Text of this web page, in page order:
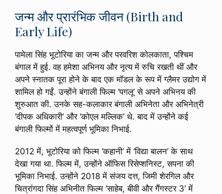
जन्म और प्रारंभिक जीवन (Birth and
Early Life)
पामेला सिंह भूटोरिया का जन्म और परवरिश कोलकाता, पश्चिम
बंगाल में हुई. वह हमेशा अभिनय और नृत्य में रुचि रखती थीं और
अपने स्नातक पूरा होने के बाद एक मॉडल के रूप में ग्लैमर उद्योग में
शामिल हो गईं. उन्होंने बंगाली फिल्म ‘पगलू’ से अपने अभिनय की
शुरुआत की. उनके सह-कलाकार बंगाली अभिनेता और अभिनेत्री
‘दीपक अधिकारी’ और ‘कोएल मल्लिक’ थे. बाद में उन्होंने कई
बंगाली फिल्मों में महत्वपूर्ण भूमिका निभाई.
2012 में, भूटोरिया को फिल्म ‘कहानी’ में ‘विद्या बालन’ के साथ
देखा गया था. फिल्म में, उन्होंने ऑफिस रिसेप्शनिस्ट, सपना की
भूमिका निभाई. उन्होंने 2018 में संजय दत्त, जिमी शेरगिल और
चित्रांगदा सिंह अभिनीत फिल्म ‘साहेब, बीवी और गैंगस्टर 3’ में